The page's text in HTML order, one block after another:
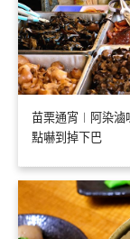
苗栗通宵︱阿染滷
點嚇到掉下巴